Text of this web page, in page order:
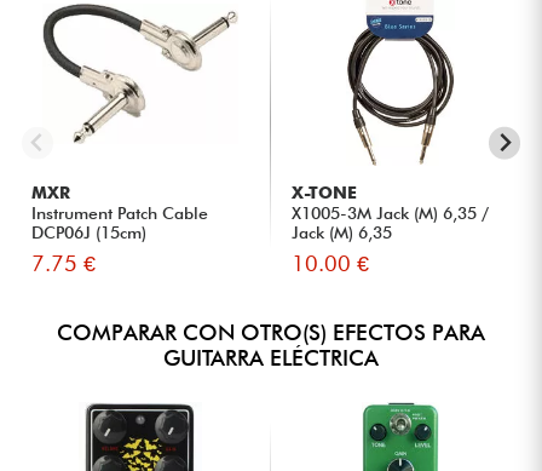
MXR
Instrument Patch Cable
DCP06J (15cm)
7.75 €
X-TONE
X1005-3M Jack (M) 6,35 /
Jack (M) 6,35
10.00 €
COMPARAR CON OTRO(S) EFECTOS PARA
GUITARRA ELÉCTRICA